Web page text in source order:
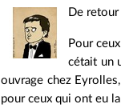
De
Pour
cétait un
ouvrage chez Eyrolles,
pour ceux qui ont eu